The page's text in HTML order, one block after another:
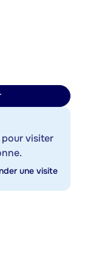
visiter
une visite